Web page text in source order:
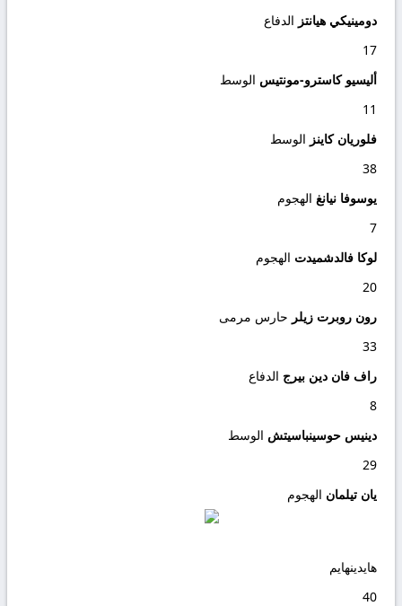
دومينيكي هيانتز الدفاع
17
أليسيو كاسترو-مونتيس الوسط
11
فلوريان كاينز الوسط
38
يوسوفا نيانغ الهجوم
7
لوكا فالدشميدت الهجوم
20
رون روبرت زيلر حارس مرمى
33
راف فان دين بيرج الدفاع
8
دينيس حوسينباسيتش الوسط
29
يان تيلمان الهجوم
هايدينهايم
40